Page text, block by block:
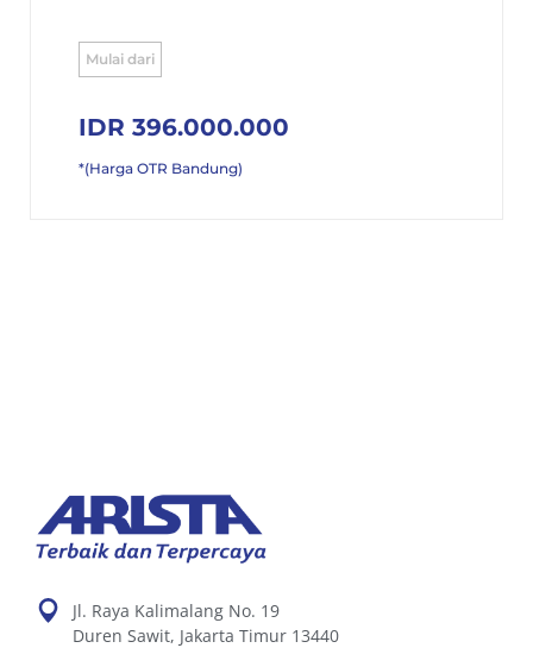
Mulai dari
IDR 396.000.000
*(Harga OTR Bandung)
Jl. Raya Kalimalang No. 19
Duren Sawit, Jakarta Timur 13440